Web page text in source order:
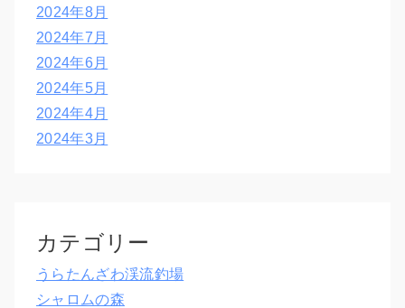
2024年8月
2024年7月
2024年6月
2024年5月
2024年4月
2024年3月
カテゴリー
うらたんざわ渓流釣場
シャロムの森